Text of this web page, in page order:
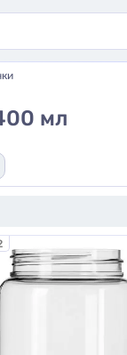
мл